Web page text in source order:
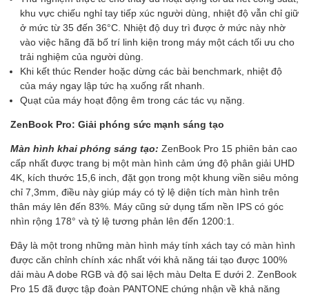
khu vực chiếu nghỉ tay tiếp xúc người dùng, nhiệt độ vẫn chỉ giữ
ở mức từ 35 đến 36°C. Nhiệt độ duy trì được ở mức này nhờ
vào việc hãng đã bố trí linh kiện trong máy một cách tối ưu cho
trải nghiệm của người dùng.
Khi kết thúc Render hoặc dừng các bài benchmark, nhiệt độ
của máy ngay lập tức hạ xuống rất nhanh.
Quạt của máy hoạt động êm trong các tác vụ nặng.
ZenBook Pro: Giải phóng sức mạnh sáng tạo
Màn hình khai phóng sáng tạo: ZenBook Pro 15 phiên bản cao
cấp nhất được trang bị một màn hình cảm ứng độ phân giải UHD
4K, kích thước 15,6 inch, đặt gọn trong một khung viền siêu mỏng
chỉ 7,3mm, điều này giúp máy có tỷ lệ diện tích màn hình trên
thân máy lên đến 83%. Máy cũng sử dụng tấm nền IPS có góc
nhìn rộng 178° và tỷ lệ tương phản lên đến 1200:1.
Đây là một trong những màn hình máy tính xách tay có màn hình
được căn chỉnh chính xác nhất với khả năng tái tạo được 100%
dải màu A dobe RGB và độ sai lệch màu Delta E dưới 2. ZenBook
Pro 15 đã được tập đoàn PANTONE chứng nhận về khả năng